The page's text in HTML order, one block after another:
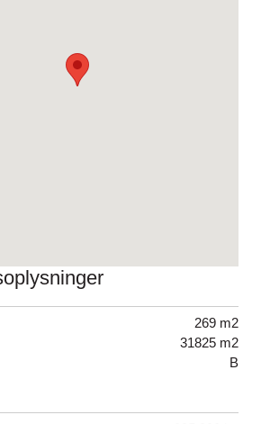
der ønsker at signalere kvalitet,
og identitet.
269 m2
31825 m2
B